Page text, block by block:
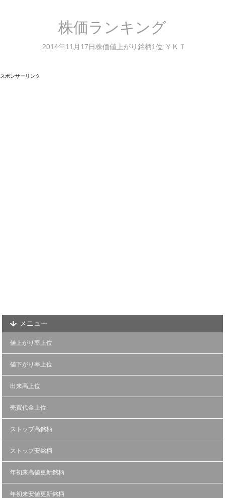
株価ランキング
2014年11月17日株価値上がり銘柄1位:ＹＫＴ
スポンサーリンク
メニュー
値上がり率上位
値下がり率上位
出来高上位
売買代金上位
ストップ高銘柄
ストップ安銘柄
年初来高値更新銘柄
年初来安値更新銘柄